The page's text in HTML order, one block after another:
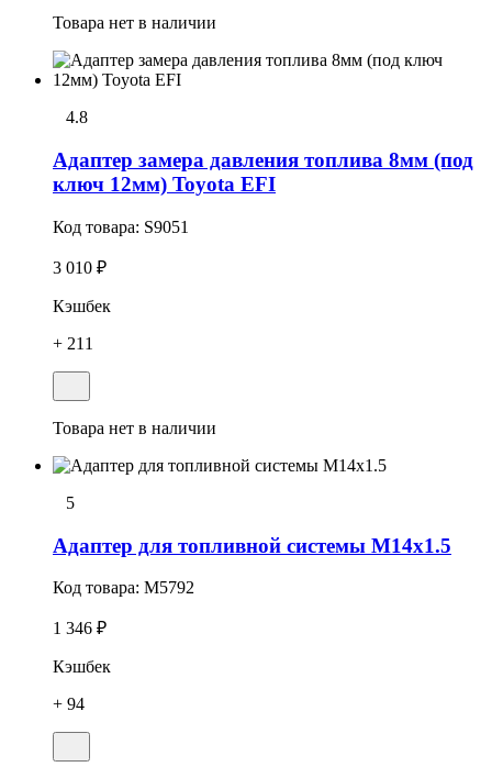
Товара нет в наличии
4.8
Адаптер замера давления топлива 8мм (под
ключ 12мм) Toyota EFI
Код товара: S9051
3 010 ₽
Кэшбек
+ 211
Товара нет в наличии
5
Адаптер для топливной системы М14х1.5
Код товара: M5792
1 346 ₽
Кэшбек
+ 94